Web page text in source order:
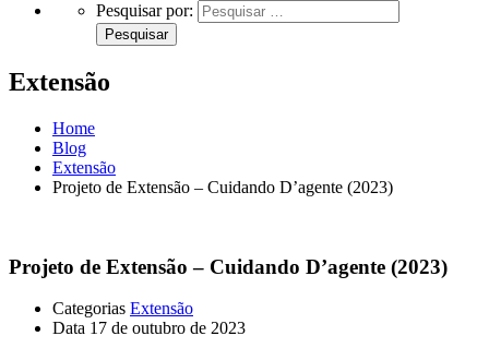
Pesquisar por:
Extensão
Home
Blog
Extensão
Projeto de Extensão – Cuidando D’agente (2023)
Projeto de Extensão – Cuidando D’agente (2023)
Categorias Extensão
Data 17 de outubro de 2023